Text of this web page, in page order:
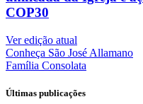
COP30
Ver edição atual
Conheça São José Allamano
Família Consolata
Últimas publicações